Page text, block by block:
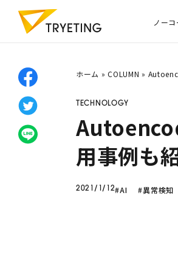
ノー
ホーム »COLUMN »
TECHNOLOGY
用事例も
2021/1/12#AI #異常検知